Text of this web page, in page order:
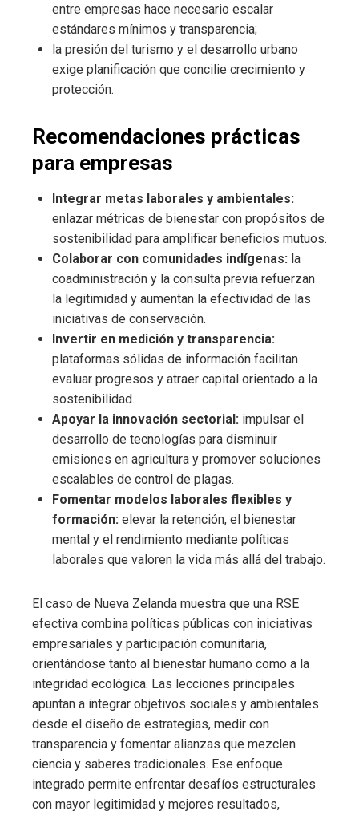
entre empresas hace necesario escalar
estándares mínimos y transparencia;
la presión del turismo y el desarrollo urbano
exige planificación que concilie crecimiento y
protección.
Recomendaciones prácticas
para empresas
Integrar metas laborales y ambientales:
enlazar métricas de bienestar con propósitos de
sostenibilidad para amplificar beneficios mutuos.
Colaborar con comunidades indígenas: la
coadministración y la consulta previa refuerzan
la legitimidad y aumentan la efectividad de las
iniciativas de conservación.
Invertir en medición y transparencia:
plataformas sólidas de información facilitan
evaluar progresos y atraer capital orientado a la
sostenibilidad.
Apoyar la innovación sectorial: impulsar el
desarrollo de tecnologías para disminuir
emisiones en agricultura y promover soluciones
escalables de control de plagas.
Fomentar modelos laborales flexibles y
formación: elevar la retención, el bienestar
mental y el rendimiento mediante políticas
laborales que valoren la vida más allá del trabajo.
El caso de Nueva Zelanda muestra que una RSE
efectiva combina políticas públicas con iniciativas
empresariales y participación comunitaria,
orientándose tanto al bienestar humano como a la
integridad ecológica. Las lecciones principales
apuntan a integrar objetivos sociales y ambientales
desde el diseño de estrategias, medir con
transparencia y fomentar alianzas que mezclen
ciencia y saberes tradicionales. Ese enfoque
integrado permite enfrentar desafíos estructurales
con mayor legitimidad y mejores resultados,